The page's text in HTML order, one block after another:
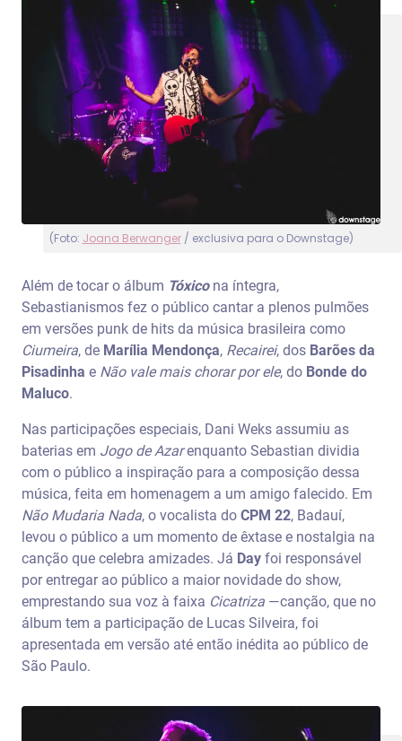
(Foto: Joana Berwanger/ exclusiva para o Downstage)
Além de tocar o álbum Tóxico na íntegra,
Sebastianismos fez o público cantar a plenos pulmões
em versões punk de hits da música brasileira como
Ciumeira, de Marília Mendonça, Recairei, dos Barões da
Pisadinha e Não vale mais chorar por ele, do Bonde do
Maluco.
Nas participações especiais, Dani Weks assumiu as
baterias em Jogo de Azarenquanto Sebastian dividia
com o público a inspiração para a composição dessa
música, feita em homenagem a um amigo falecido. Em
Não Mudaria Nada, o vocalista do CPM 22, Badauí,
levou o público a um momento de êxtase e nostalgia na
canção que celebra amizades. Já Day foi responsável
por entregar ao público a maior novidade do show,
emprestando sua voz à faixa Cicatriza —canção, que no
álbum tem a participação de Lucas Silveira, foi
apresentada em versão até então inédita ao público de
São Paulo.